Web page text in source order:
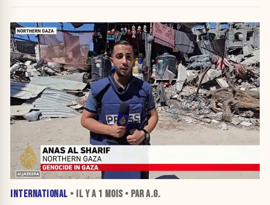
INTERNATIONAL • IL Y A 1 MOIS• PAR A.G.